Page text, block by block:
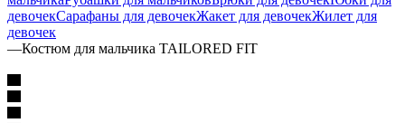
девочекСарафаны для девочекЖакет для девочекЖилет для
девочек
—Костюм для мальчика TAILORED FIT